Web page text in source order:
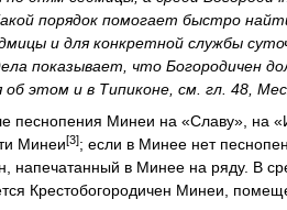
порядок помогает быстро
и для конкретной службы
показывает, что Богородичен
этом и в Типиконе, см. гл. 48,
песнопения Минеи на «Славу», на
Минеи[3]; если в Минее нет
напечатанный в Минее на ряду. В
Крестобогородичен Минеи,